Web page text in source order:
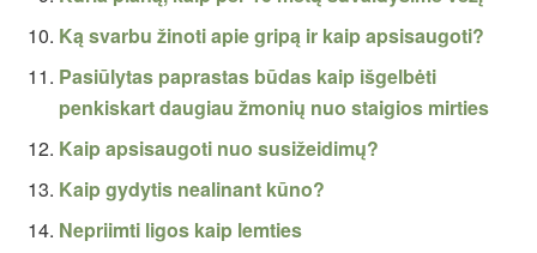
Ką svarbu žinoti apie gripą ir kaip apsisaugoti?
Pasiūlytas paprastas būdas kaip išgelbėti
penkiskart daugiau žmonių nuo staigios mirties
Kaip apsisaugoti nuo susižeidimų?
Kaip gydytis nealinant kūno?
Nepriimti ligos kaip lemties